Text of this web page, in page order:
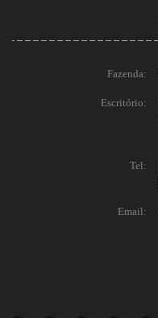
Fazenda:
Escritório:
Tel:
Email: